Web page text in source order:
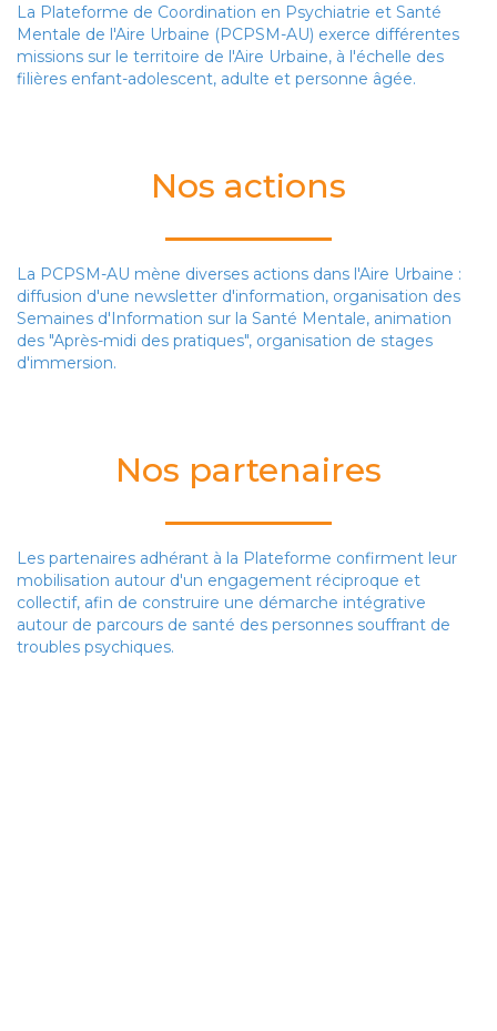
La Plateforme de Coordination en Psychiatrie et Santé
Mentale de l'Aire Urbaine (PCPSM-AU) exerce différentes
missions sur le territoire de l'Aire Urbaine, à l'échelle des
filières enfant-adolescent, adulte et personne âgée.
Nos actions
La PCPSM-AU mène diverses actions dans l'Aire Urbaine :
diffusion d'une newsletter d'information, organisation des
Semaines d'Information sur la Santé Mentale, animation
des "Après-midi des pratiques", organisation de stages
d'immersion.
Nos partenaires
Les partenaires adhérant à la Plateforme confirment leur
mobilisation autour d'un engagement réciproque et
collectif, afin de construire une démarche intégrative
autour de parcours de santé des personnes souffrant de
troubles psychiques.